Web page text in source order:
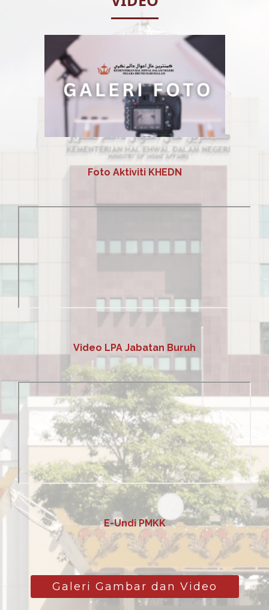
​ ​
Foto Aktiviti KHEDN
Video LPA Jabatan Buruh
E-Undi PMKK
Galeri Gambar dan Video